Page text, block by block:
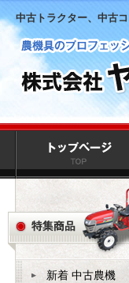
中古トラクター、中古
新着 中古農機